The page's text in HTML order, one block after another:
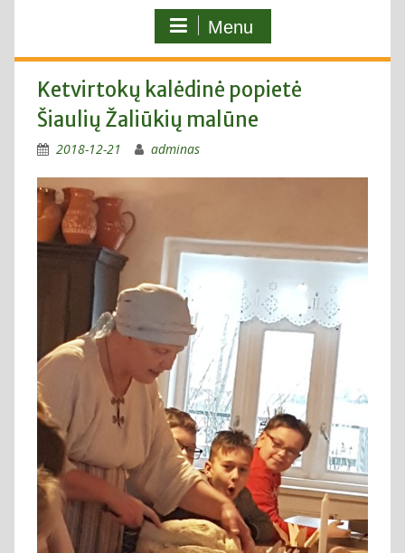
Menu
Ketvirtokų kalėdinė popietė
Šiaulių Žaliūkių malūne
2018-12-21 adminas